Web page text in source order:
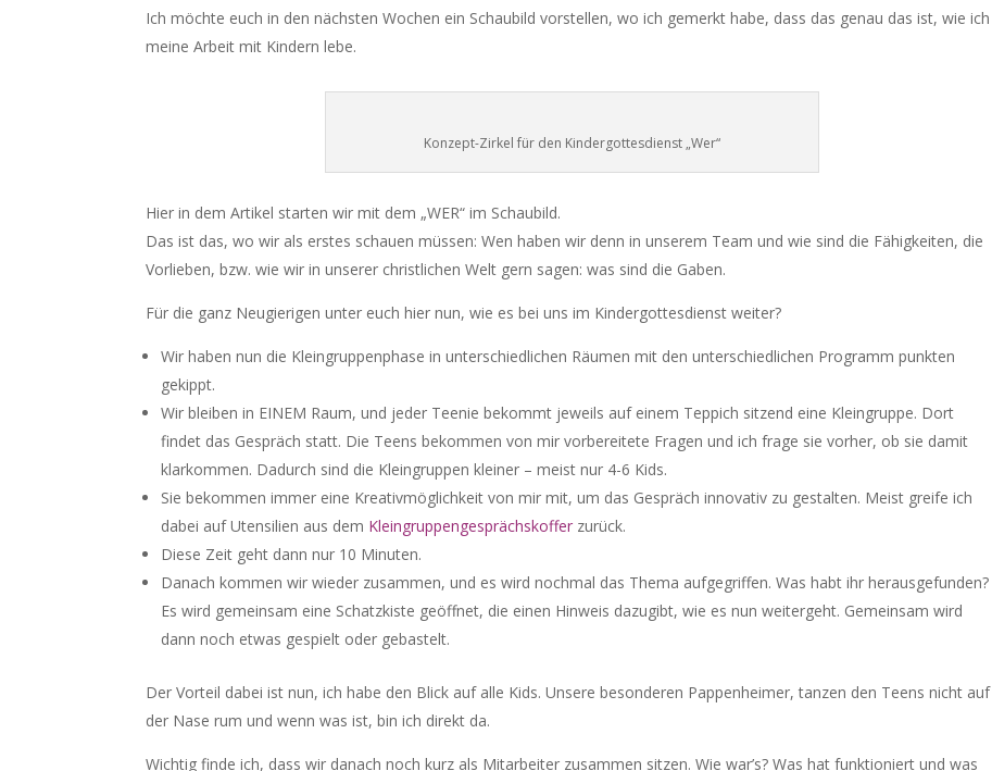
Ich möchte euch in den nächsten Wochen ein Schaubild vorstellen, wo ich gemerkt habe, dass das genau das ist, wie ich
meine Arbeit mit Kindern lebe.
Konzept-Zirkel für den Kindergottesdienst „Wer“
Hier in dem Artikel starten wir mit dem „WER“ im Schaubild.
Das ist das, wo wir als erstes schauen müssen: Wen haben wir denn in unserem Team und wie sind die Fähigkeiten, die
Vorlieben, bzw. wie wir in unserer christlichen Welt gern sagen: was sind die Gaben.
Für die ganz Neugierigen unter euch hier nun, wie es bei uns im Kindergottesdienst weiter?
Wir haben nun die Kleingruppenphase in unterschiedlichen Räumen mit den unterschiedlichen Programm punkten
gekippt.
Wir bleiben in EINEM Raum, und jeder Teenie bekommt jeweils auf einem Teppich sitzend eine Kleingruppe. Dort
findet das Gespräch statt. Die Teens bekommen von mir vorbereitete Fragen und ich frage sie vorher, ob sie damit
klarkommen. Dadurch sind die Kleingruppen kleiner – meist nur 4-6 Kids.
Sie bekommen immer eine Kreativmöglichkeit von mir mit, um das Gespräch innovativ zu gestalten. Meist greife ich
dabei auf Utensilien aus dem Kleingruppengesprächskoffer zurück.
Diese Zeit geht dann nur 10 Minuten.
Danach kommen wir wieder zusammen, und es wird nochmal das Thema aufgegriffen. Was habt ihr herausgefunden?
Es wird gemeinsam eine Schatzkiste geöffnet, die einen Hinweis dazugibt, wie es nun weitergeht. Gemeinsam wird
dann noch etwas gespielt oder gebastelt.
Der Vorteil dabei ist nun, ich habe den Blick auf alle Kids. Unsere besonderen Pappenheimer, tanzen den Teens nicht auf
der Nase rum und wenn was ist, bin ich direkt da.
Wichtig finde ich, dass wir danach noch kurz als Mitarbeiter zusammen sitzen. Wie war’s? Was hat funktioniert und was